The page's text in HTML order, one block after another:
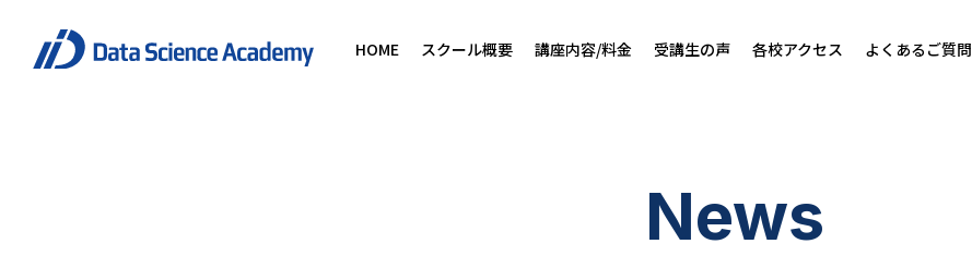
HOME スクール概要 講座内容/料金 受講生の声 各校アクセス よくあるご質問
News